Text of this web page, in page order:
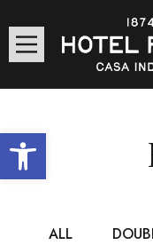
Abrir barra de
ALL